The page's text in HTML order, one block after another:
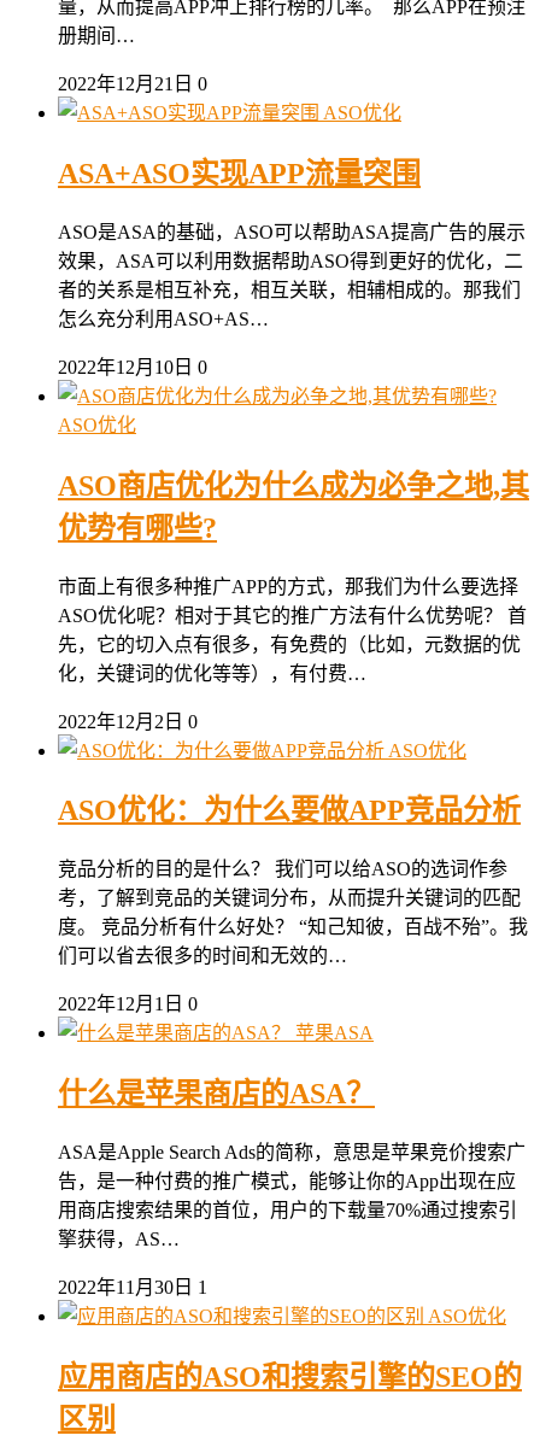
量，从而提高APP冲上排行榜的几率。 那么APP在预注
册期间…
2022年12月21日 0
ASO优化
ASA+ASO实现APP流量突围
ASO是ASA的基础，ASO可以帮助ASA提高广告的展示
效果，ASA可以利用数据帮助ASO得到更好的优化，二
者的关系是相互补充，相互关联，相辅相成的。那我们
怎么充分利用ASO+AS…
2022年12月10日 0
ASO优化
ASO商店优化为什么成为必争之地,其
优势有哪些?
市面上有很多种推广APP的方式，那我们为什么要选择
ASO优化呢？相对于其它的推广方法有什么优势呢？ 首
先，它的切入点有很多，有免费的（比如，元数据的优
化，关键词的优化等等），有付费…
2022年12月2日 0
ASO优化
ASO优化：为什么要做APP竞品分析
竞品分析的目的是什么？ 我们可以给ASO的选词作参
考，了解到竞品的关键词分布，从而提升关键词的匹配
度。 竞品分析有什么好处？ “知己知彼，百战不殆”。我
们可以省去很多的时间和无效的…
2022年12月1日 0
苹果ASA
什么是苹果商店的ASA？
ASA是Apple Search Ads的简称，意思是苹果竞价搜索广
告，是一种付费的推广模式，能够让你的App出现在应
用商店搜索结果的首位，用户的下载量70%通过搜索引
擎获得，AS…
2022年11月30日 1
ASO优化
应用商店的ASO和搜索引擎的SEO的
区别